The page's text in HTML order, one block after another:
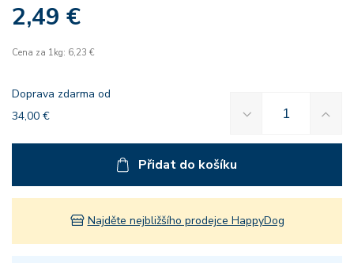
2,49 €
Cena za 1kg: 6,23 €
Doprava zdarma od
34,00 €
Přidat do košíku
Najděte nejbližšího prodejce HappyDog